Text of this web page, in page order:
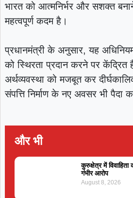
भारत को आत्मनिर्भर और सशक्त
महत्वपूर्ण कदम है।
प्रधानमंत्री के अनुसार, यह
को स्थिरता प्रदान करने पर केंद्रित
अर्थव्यवस्था को मजबूत कर
संपत्ति निर्माण के नए अवसर भी पैदा
और भी
कुरुक्षेत्र में विवाहिता
गंभीर आरोप
August 8, 2026